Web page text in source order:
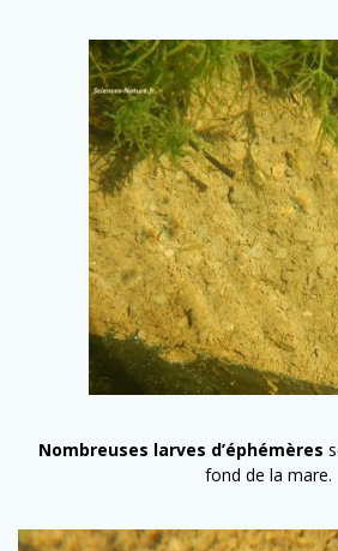
Nombreuses larves d’éphémères
fond de la mare.